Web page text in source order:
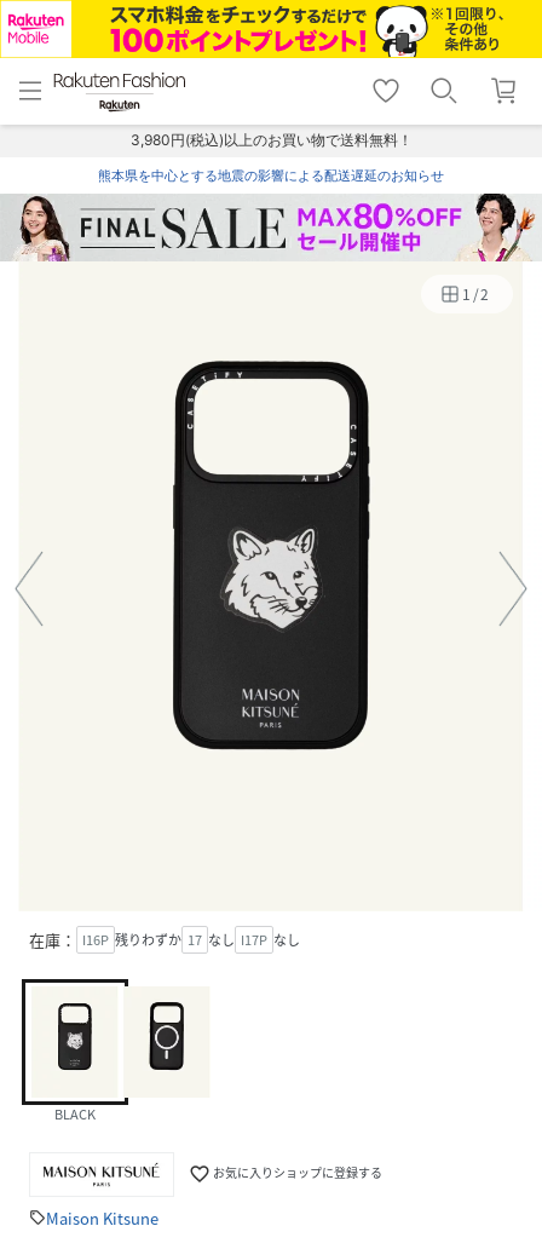
menu home
トップ
shopping_cart lock_outline
ログイン
3,980円(税込)以上のお買い物で送料無料！
熊本県を中心とする地震の影響による配送遅延のお知らせ
1 /2
在庫： I16P 残りわずか 17 なし I17P なし
BLACK
favorite_border お気に入りショップに登録する
sellMaison Kitsune